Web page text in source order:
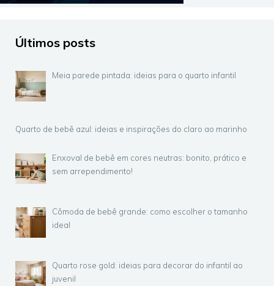
Últimos posts
Meia parede pintada: ideias para o quarto infantil
Quarto de bebê azul: ideias e inspirações do claro ao marinho
Enxoval de bebê em cores neutras: bonito, prático e
sem arrependimento!
Cômoda de bebê grande: como escolher o tamanho
ideal
Quarto rose gold: ideias para decorar do infantil ao
juvenil